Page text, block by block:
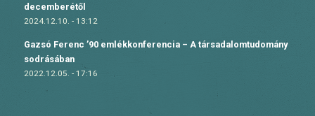
decemberétől
2024.12.10. - 13:12
Gazsó Ferenc ’90 emlékkonferencia – A társadalomtudomány
sodrásában
2022.12.05. - 17:16